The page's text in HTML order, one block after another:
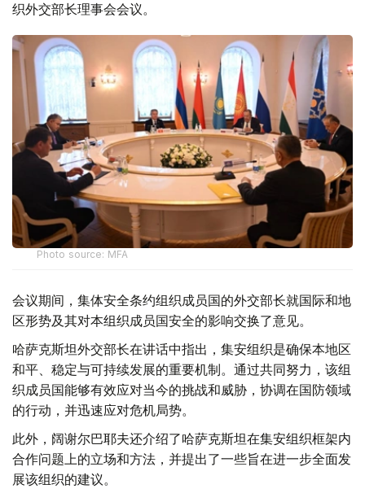
织外交部长理事会会议。
Photo source: MFA
会议期间，集体安全条约组织成员国的外交部长就国际和地
区形势及其对本组织成员国安全的影响交换了意见。
哈萨克斯坦外交部长在讲话中指出，集安组织是确保本地区
和平、稳定与可持续发展的重要机制。通过共同努力，该组
织成员国能够有效应对当今的挑战和威胁，协调在国防领域
的行动，并迅速应对危机局势。
此外，阔谢尔巴耶夫还介绍了哈萨克斯坦在集安组织框架内
合作问题上的立场和方法，并提出了一些旨在进一步全面发
展该组织的建议。